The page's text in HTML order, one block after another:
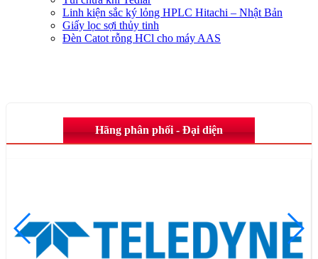
Linh kiện sắc ký lỏng HPLC Hitachi – Nhật Bản
Giấy lọc sợi thủy tinh
Đèn Catot rỗng HCl cho máy AAS
Hãng phân phối - Đại diện